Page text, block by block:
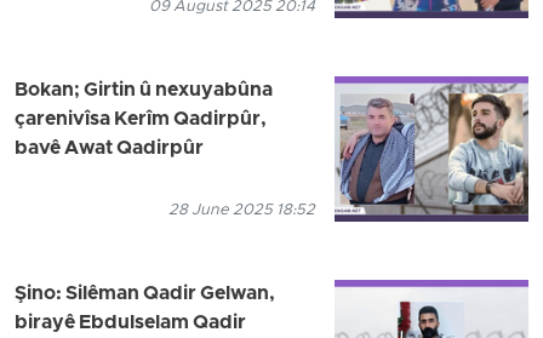
09 August 2025 20:14
Bokan; Girtin û nexuyabûna
çarenivîsa Kerîm Qadirpûr,
bavê Awat Qadirpûr
28 June 2025 18:52
Şino: Silêman Qadir Gelwan,
birayê Ebdulselam Qadir